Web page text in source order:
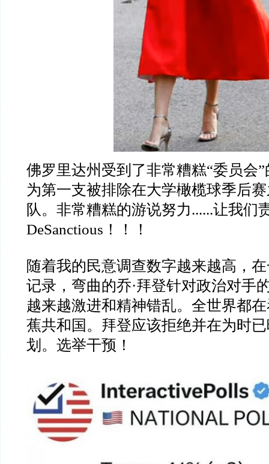
佛罗里达州受到了非常糟糕“委员会
为第一支被排除在大学橄榄球季后
队。非常糟糕的游说努力......让我们
DeSanctious！！！
随着我的民意调查数字越来越高，
记录，弯曲的乔·拜登针对政治对手
越来越激进和精神错乱。全世界都
蕉共和国。拜登应该拒绝并在为时
划。选举干预！